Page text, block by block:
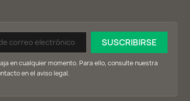
en cualquier momento. Para ello, consulte nuestra
en el aviso legal.